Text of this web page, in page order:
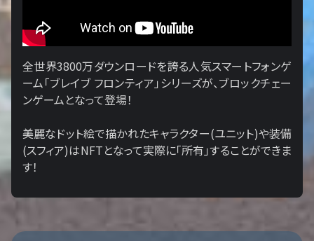
全世界3800万ダウンロードを誇る人気スマートフォンゲ
ーム「ブレイブ フロンティア」シリーズが、ブロックチェー
ンゲームとなって登場！
美麗なドット絵で描かれたキャラクター(ユニット)や装備
(スフィア)はNFTとなって実際に「所有」することができま
す！